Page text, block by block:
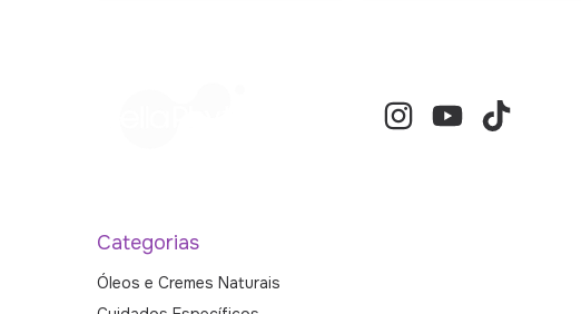
Categorias
Óleos e Cremes Naturais